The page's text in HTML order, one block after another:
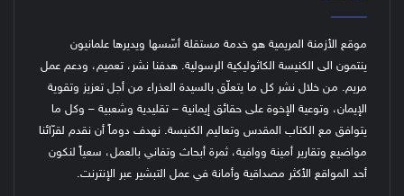
موقع الأزمنة المريمية هو خدمة مستقلة أسّسها ويديرها علمانيون
ينتمون الى الكنيسة الكاثوليكية الرسولية. هدفنا نشر، تعميم، ودعم عمل
مريم. من خلال نشر كل ما يتعلّق بالسيدة العذراء من أجل تعزيز وتقوية
الإيمان، وتوعية الإخوة على حقائق إيمانية – تقليدية وشعبية – وكل ما
يتوافق مع الكتاب المقدس وتعاليم الكنيسة. نهدف دوماً أن نقدم لقرّائنا
مواضيع وتقارير أمينة ووافية، ثمرة أبحاث وتفاني بالعمل، سعياً لنكون
أحد المواقع الأكثر مصداقية وأمانة في عمل التبشير عبر الإنترنت.